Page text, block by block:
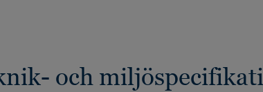
och